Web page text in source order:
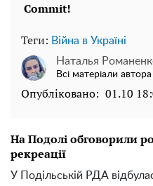
Теги: Війна в Україні
Наталья
Всі матеріали автора
Опубліковано: 01.10
На Подолі обговорили
рекреації
У Подільській РДА